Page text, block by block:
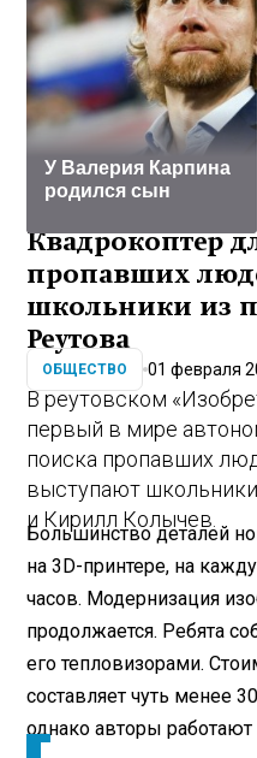
У Валерия Карпина
родился сын
Квадрокоптер
пропавших
школьники из
Реутова
ОБЩЕСТВО 01 февраля
В реутовском
первый в мире
поиска пропавших
выступают
и Кирилл Колычев.
Большинство деталей
на 3D-принтере, на
часов. Модернизация
продолжается. Ребята
его тепловизорами.
составляет чуть менее
однако авторы